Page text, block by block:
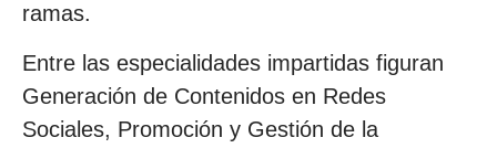
ramas.
Entre las especialidades impartidas figuran
Generación de Contenidos en Redes
Sociales, Promoción y Gestión de la